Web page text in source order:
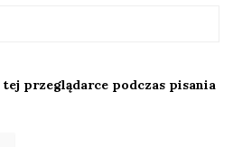
przeglądarce podczas pisania